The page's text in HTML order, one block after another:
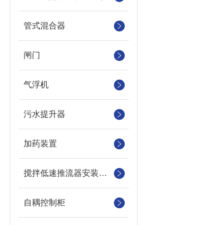
管式混合器
闸门
气浮机
污水提升器
加药装置
搅拌低速推流器安装系统
自耦控制柜